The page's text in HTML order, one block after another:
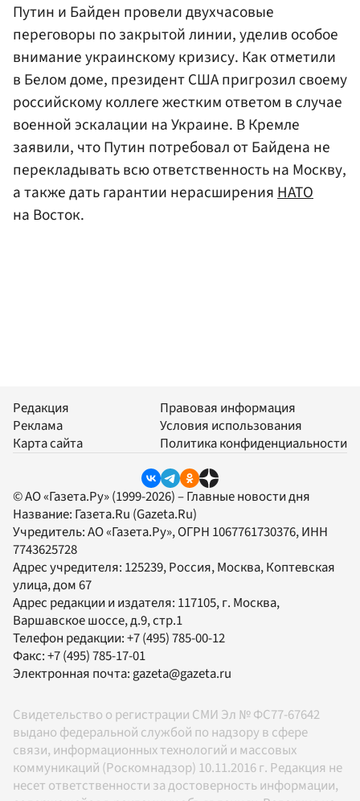
Путин и Байден провели двухчасовые
переговоры по закрытой линии, уделив особое
внимание украинскому кризису. Как отметили
в Белом доме, президент США пригрозил своему
российскому коллеге жестким ответом в случае
военной эскалации на Украине. В Кремле
заявили, что Путин потребовал от Байдена не
перекладывать всю ответственность на Москву,
а также дать гарантии нерасширенияНАТО
на Восток.
Редакция
Реклама
Карта сайта
Правовая информация
Условия использования
Политика конфиденциальности
© АО «Газета.Ру» (1999-2026) – Главные новости дня
Название: Газета.Ru (Gazeta.Ru)
Учредитель:АО «Газета.Ру», ОГРН 1067761730376, ИНН
7743625728
Адрес учредителя: 125239, Россия, Москва, Коптевская
улица, дом 67
Адрес редакции и издателя: 117105, г. Москва,
Варшавское шоссе, д.9, стр.1
Телефон редакции:+7 (495) 785-00-12
Факс:+7 (495) 785-17-01
Электронная почта:gazeta@gazeta.ru
Свидетельство о регистрации СМИ Эл № ФС77-67642
выдано федеральной службой по надзору в сфере
связи, информационных технологий и массовых
коммуникаций (Роскомнадзор) 10.11.2016 г. Редакция не
несет ответственности за достоверность информации,